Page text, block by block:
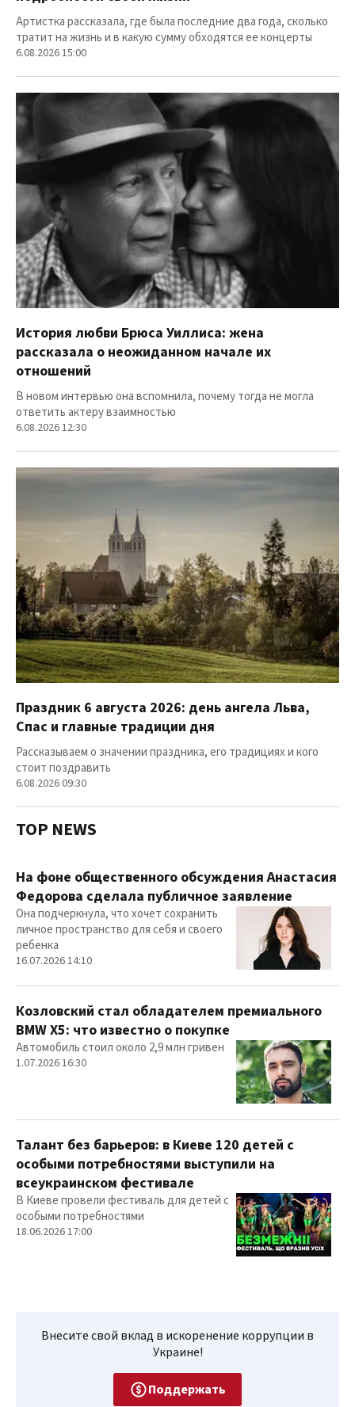
Артистка рассказала, где была последние два года, сколько
тратит на жизнь и в какую сумму обходятся ее концерты
6.08.2026 15:00
История любви Брюса Уиллиса: жена
рассказала о неожиданном начале их
отношений
В новом интервью она вспомнила, почему тогда не могла
ответить актеру взаимностью
6.08.2026 12:30
Праздник 6 августа 2026: день ангела Льва,
Спас и главные традиции дня
Рассказываем о значении праздника, его традициях и кого
стоит поздравить
6.08.2026 09:30
TOP NEWS
На фоне общественного обсуждения Анастасия
Федорова сделала публичное заявление
Она подчеркнула, что хочет сохранить
личное пространство для себя и своего
ребенка
16.07.2026 14:10
Козловский стал обладателем премиального
BMW X5: что известно о покупке
Автомобиль стоил около 2,9 млн гривен
1.07.2026 16:30
Талант без барьеров: в Киеве 120 детей с
особыми потребностями выступили на
всеукраинском фестивале
В Киеве провели фестиваль для детей с
особыми потребностями
18.06.2026 17:00
Внесите свой вклад в искоренение коррупции в
Украине!
Поддержать